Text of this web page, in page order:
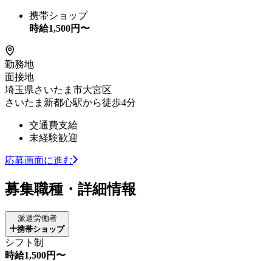
携帯ショップ
時給1,500円〜
勤務地
面接地
埼玉県さいたま市大宮区
さいたま新都心駅から徒歩4分
交通費支給
未経験歓迎
応募画面に進む
募集職種・詳細情報
派遣労働者
携帯ショップ
シフト制
時給1,500円〜